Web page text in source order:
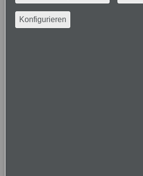
Konfigurieren